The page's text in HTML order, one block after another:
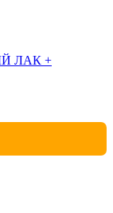
ЛАК +